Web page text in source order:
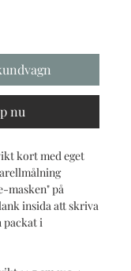
nu
kort med eget
masken" på
insida att skriva
packat i